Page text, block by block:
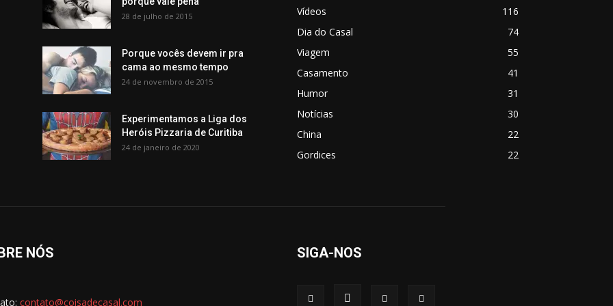
28 de julho de 2015
Porque vocês devem ir pra
cama ao mesmo tempo
24 de novembro de 2015
Experimentamos a Liga dos
Heróis Pizzaria de Curitiba
24 de janeiro de 2020
Vídeos
116
Dia do Casal
74
Viagem
55
Casamento
41
Humor
31
Notícias
30
China
22
Gordices
22
NÓS
contato@coisadecasal.com
SIGA-NOS